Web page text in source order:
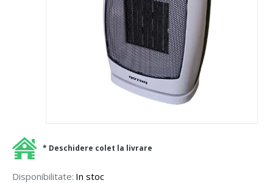
Disponibilitate: In stoc
* Deschidere colet la livrare